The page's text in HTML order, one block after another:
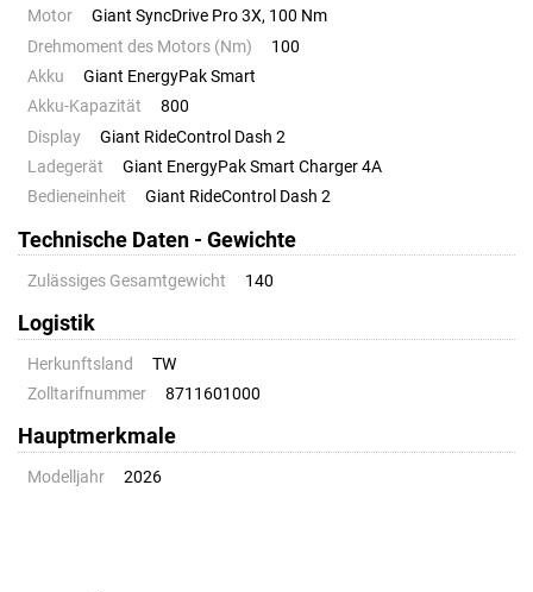
Motor
Giant SyncDrive Pro 3X, 100 Nm
Drehmoment des Motors (Nm)
100
Akku
Giant EnergyPak Smart
Akku-Kapazität
800
Display
Giant RideControl Dash 2
Ladegerät
Giant EnergyPak Smart Charger 4A
Bedieneinheit
Giant RideControl Dash 2
Technische Daten - Gewichte
Zulässiges Gesamtgewicht 140
Logistik
Herkunftsland
TW
Zolltarifnummer
8711601000
Hauptmerkmale
Modelljahr 2026